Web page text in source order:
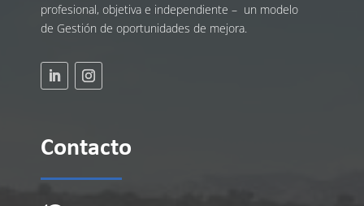
profesional, objetiva e independiente – un modelo
de Gestión de oportunidades de mejora.
Contacto